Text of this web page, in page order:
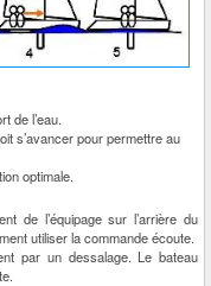
de l’eau.
s’avancer pour permettre au
optimale.
de l’équipage sur l’arrière du
utiliser la commande écoute.
par un dessalage. Le bateau